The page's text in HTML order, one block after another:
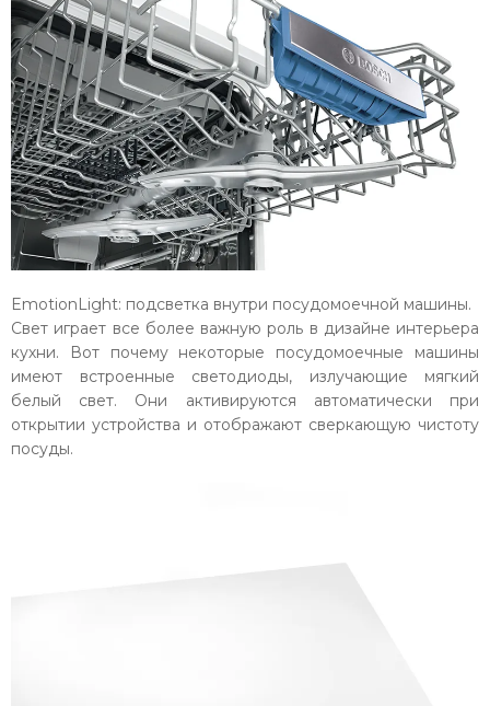
EmotionLight: подсветка внутри посудомоечной машины.
Свет играет все более важную роль в дизайне интерьера
кухни. Вот почему некоторые посудомоечные машины
имеют встроенные светодиоды, излучающие мягкий
белый свет. Они активируются автоматически при
открытии устройства и отображают сверкающую чистоту
посуды.